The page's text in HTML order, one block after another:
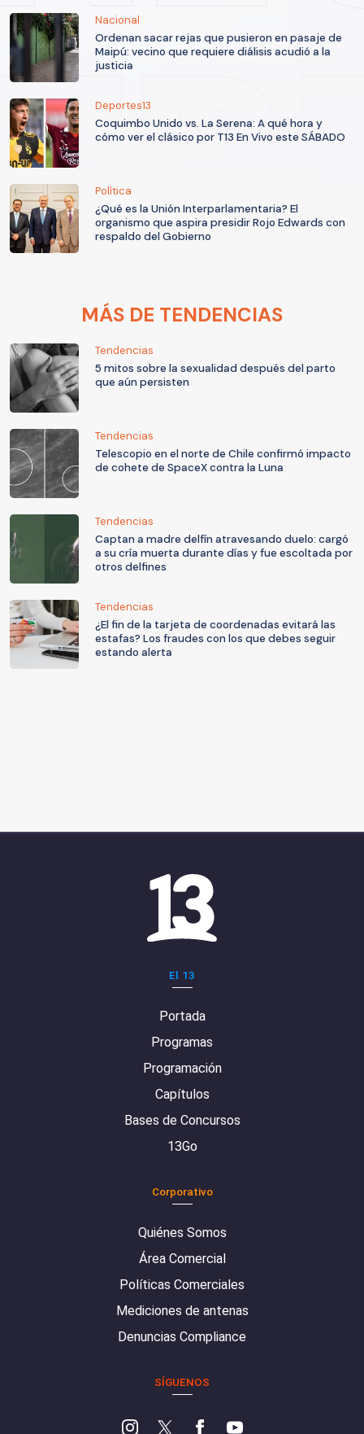
Nacional
Ordenan sacar rejas que pusieron en pasaje de
Maipú: vecino que requiere diálisis acudió a la
justicia
Deportes13
Coquimbo Unido vs. La Serena: A qué hora y
cómo ver el clásico por T13 En Vivo este SÁBADO
Política
¿Qué es la Unión Interparlamentaria? El
organismo que aspira presidir Rojo Edwards con
respaldo del Gobierno
MÁS DE TENDENCIAS
Tendencias
5 mitos sobre la sexualidad después del parto
que aún persisten
Tendencias
Telescopio en el norte de Chile confirmó impacto
de cohete de SpaceX contra la Luna
Tendencias
Captan a madre delfín atravesando duelo: cargó
a su cría muerta durante días y fue escoltada por
otros delfines
Tendencias
¿El fin de la tarjeta de coordenadas evitará las
estafas? Los fraudes con los que debes seguir
estando alerta
El 13
Portada
Programas
Programación
Capítulos
Bases de Concursos
13Go
Corporativo
Quiénes Somos
Área Comercial
Políticas Comerciales
Mediciones de antenas
Denuncias Compliance
SÍGUENOS